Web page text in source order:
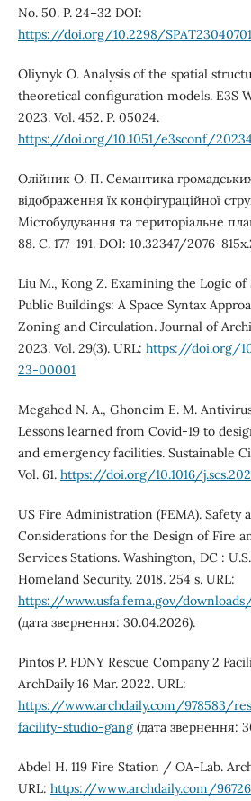
No. 50. P. 24–32 DOI:
https://doi.org/10.2298/
Oliynyk O. Analysis of the spatial
theoretical configuration models. E3S
2023. Vol. 452. P. 05024.
https://doi.org/10.1051/e3sconf/
Олійник O. П. Семантика
відображення їх конфігураційної
Містобудування та територіальне
88. С. 177–191. DOI: 10.32347/2076-
Liu M., Kong Z. Examining the Logic of
Public Buildings: A Space Syntax
Zoning and Circulation. Journal of
2023. Vol. 29(3). URL: https://doi.org/
23-00001
Megahed N. A., Ghoneim E. M.
Lessons learned from Covid-19 to
and emergency facilities. Sustainable
Vol. 61. https://doi.org/10.1016/
US Fire Administration (FEMA). Safety
Considerations for the Design of Fire
Services Stations. Washington, DC :
Homeland Security. 2018. 254 s. URL:
https://www.usfa.fema.gov/
(дата звернення: 30.04.2026).
Pintos P. FDNY Rescue Company 2
ArchDaily 16 Mar. 2022. URL:
https://www.archdaily.com/978583/
facility-studio-gang(дата звернення:
Abdel H. 119 Fire Station / OA-Lab.
URL: https://www.archdaily.com/